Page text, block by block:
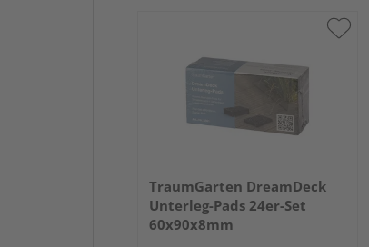
TraumGarten DreamDeck
Unterleg-Pads 24er-Set
60x90x8mm